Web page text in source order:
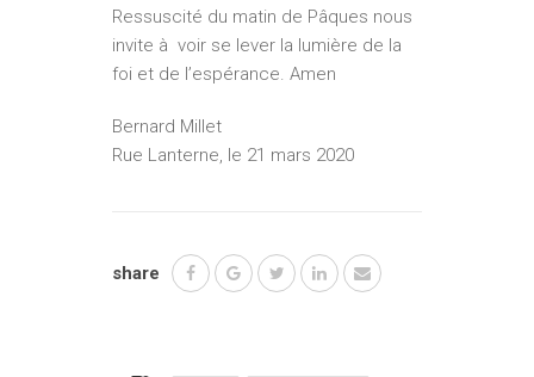
Ressuscité du matin de Pâques nous
invite à voir se lever la lumière de la
foi et de l’espérance. Amen
Bernard Millet
Rue Lanterne, le 21 mars 2020
share